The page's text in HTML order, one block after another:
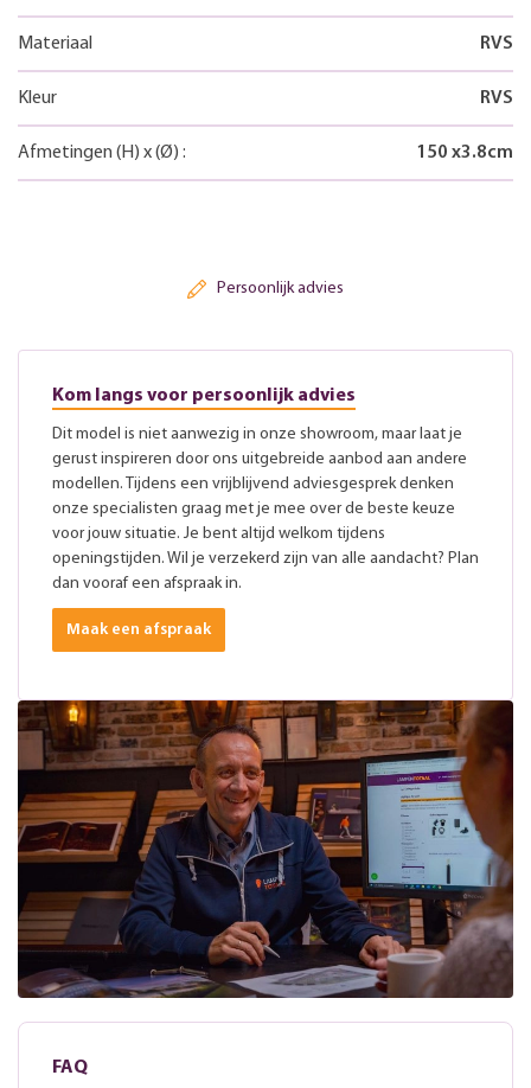
Materiaal RVS
Kleur RVS
Afmetingen (H) x(Ø) : 150 x3.8cm
Persoonlijk advies
Kom langs voor persoonlijk advies
Dit model is niet aanwezig in onze showroom, maar laat je
gerust inspireren door ons uitgebreide aanbod aan andere
modellen. Tijdens een vrijblijvend adviesgesprek denken
onze specialisten graag met je mee over de beste keuze
voor jouw situatie. Je bent altijd welkom tijdens
openingstijden. Wil je verzekerd zijn van alle aandacht? Plan
dan vooraf een afspraak in.
Maak een afspraak
FAQ